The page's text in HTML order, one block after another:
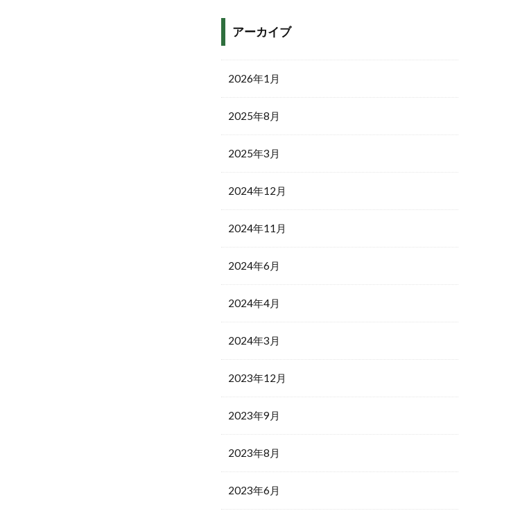
アーカイブ
2026年1月
2025年8月
2025年3月
2024年12月
2024年11月
2024年6月
2024年4月
2024年3月
2023年12月
2023年9月
2023年8月
2023年6月